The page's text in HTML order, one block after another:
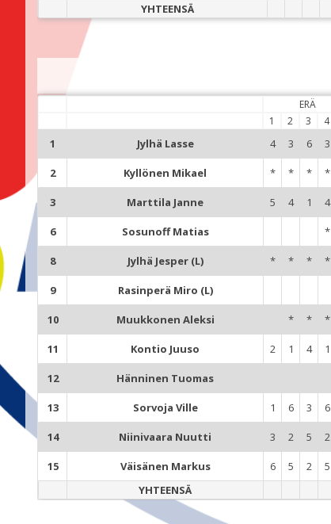
YHTEENSÄ
ERÄ
1
2 3 4
1 Jylhä Lasse 4 3 6 3
2 Kyllönen Mikael * * * *
3 Marttila Janne 5 4 1 4
6 Sosunoff Matias *
8 Jylhä Jesper (L) * * * *
9 Rasinperä Miro (L)
10 Muukkonen Aleksi * * *
11 Kontio Juuso 2 1 4 1
12 Hänninen Tuomas
13 Sorvoja Ville 1 6 3 6
14 Niinivaara Nuutti 3 2 5 2
15 Väisänen Markus 6 5 2 5
YHTEENSÄ